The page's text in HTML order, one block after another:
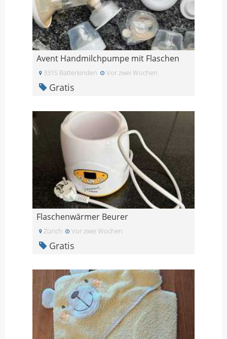
Avent Handmilchpumpe mit Flaschen
3315 Batterkinden Vor zwei Wochen
Gratis
Flaschenwärmer Beurer
Zürich Vor zwei Wochen
Gratis